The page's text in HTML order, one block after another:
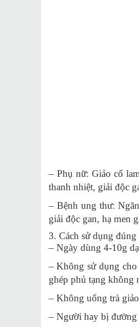
– Phụ nữ: Giảo cổ
thanh nhiệt, giải độc
– Bệnh ung thư:
giải độc gan, hạ men
3. Cách sử dụng
– Ngày dùng 4-10g
– Không sử dụng
ghép phủ tạng không
– Không uống trà
– Người hay bị đường